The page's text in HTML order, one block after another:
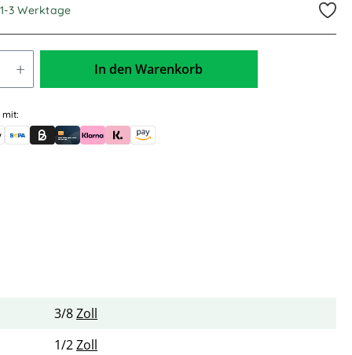
3 Werktage
In den Warenkorb
mit:
(für Behörden)
Pay
Banküberweisung (vorab)
Rechnungskauf (Billie)
Kreditkarte
Rechnung oder Ratenkauf (Klarna)
Sofortüberweisung (Klarna)
Amazon Pay
3/8Zoll
1/2Zoll